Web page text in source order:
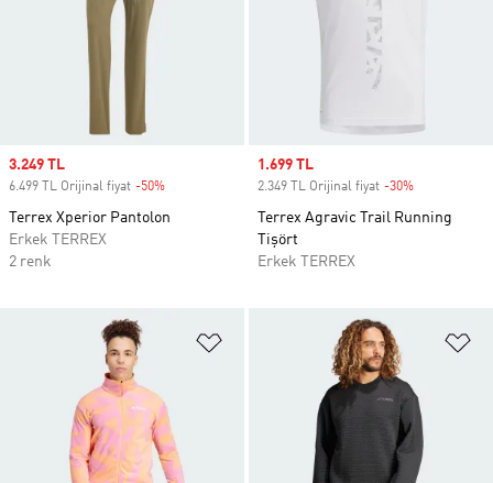
Sale price
3.249 TL
6.499 TL Orijinal fiyat -50%
Terrex Xperior Pantolon
Erkek TERREX
2 renk
Sale price
1.699 TL
2.349 TL Orijinal fiyat -30%
Terrex Agravic Trail Running
Tişört
Erkek TERREX
Favori Listesine Ekle